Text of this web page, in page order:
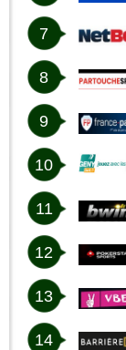
7
8
9
10
11
12
13
14